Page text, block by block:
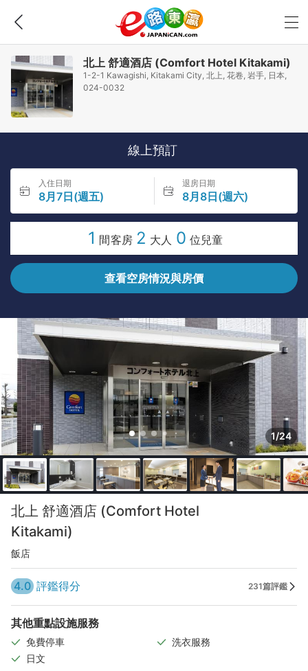
北上 舒適酒店 (Comfort Hotel Kitakami)
1-2-1 Kawagishi, Kitakami City, 北上, 花卷, 岩手, 日本,
024-0032
線上預訂
入住日期
8月7日(週五)
退房日期
8月8日(週六)
1 間客房 2 大人 0 位兒童
查看空房情況與房價
1/24
北上 舒適酒店 (Comfort Hotel
Kitakami)
飯店
4.0 評鑑得分 231篇評鑑
其他重點設施服務
免費停車
洗衣服務
日文